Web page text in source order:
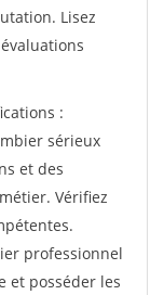
Lisez
:
sérieux
et des
Vérifiez
professionnel
et posséder les